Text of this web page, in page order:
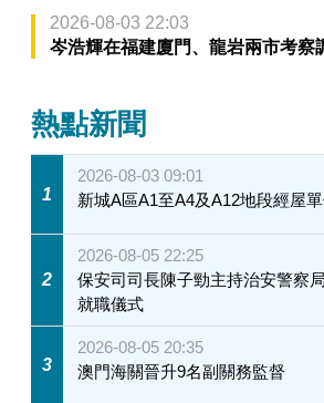
2026-08-03 22:03
岑浩輝在福建廈門、龍岩兩市考察
熱點新聞
1
2026-08-03 09:01
新城A區A1至A4及A12地段經屋
2
2026-08-05 22:25
保安司司長陳子勁主持治安警察
就職儀式
3
2026-08-05 20:35
澳門海關晉升9名副關務監督